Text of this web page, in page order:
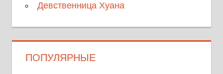
Девственница Хуана
ПОПУЛЯРНЫЕ